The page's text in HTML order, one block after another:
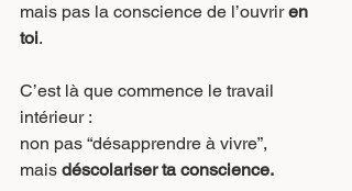
mais pas la conscience de l’ouvrir en
toi.
C’est là que commence le travail
intérieur :
non pas “désapprendre à vivre”,
mais déscolariser ta conscience.